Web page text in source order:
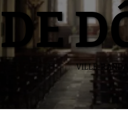
DE
VILLE-